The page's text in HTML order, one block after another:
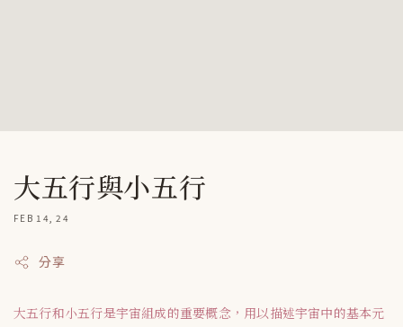
大五行與小五行
FEB 14, 24
分享
大五行和小五行是宇宙組成的重要概念，用以描述宇宙中的基本元